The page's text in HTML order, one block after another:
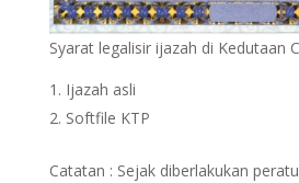
Syarat legalisir ijazah di Kedutaan
Ijazah asli
Softfile KTP
Catatan : Sejak diberlakukan